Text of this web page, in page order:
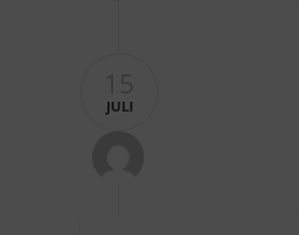
15
JULI